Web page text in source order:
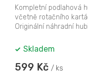
DOMO
Kompletní podlahová
včetně rotačního
Originální náhradní
aku...
Skladem
599 Kč / ks